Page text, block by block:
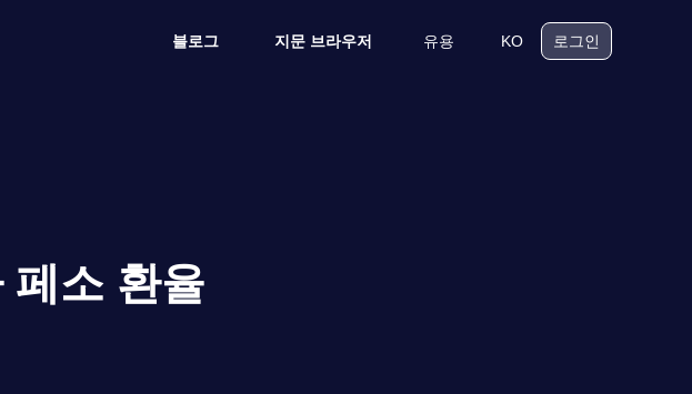
블로그 지문 브라우저 유용 KO 로그인
페소 환율